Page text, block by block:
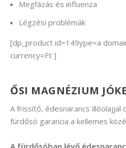
Megfázás és influenza
Légzési problémák
[dp_product id=149ype=a
currency=Ft ]
ŐSI MAGNÉZIUM
A frissítő, édesnarancs illóolajjal
fürdősó garancia a kellemes
A fürdősóban lévő